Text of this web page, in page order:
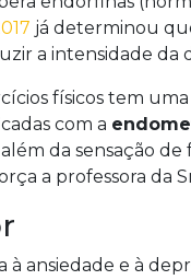
já determinou
a intensidade da
físicos tem
com a
da sensação de
a professora da
à ansiedade e à